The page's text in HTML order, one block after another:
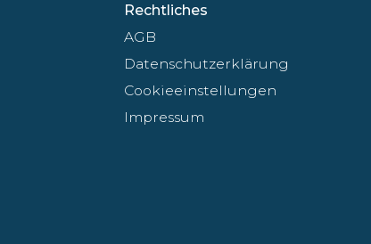
Rechtliches
AGB
Datenschutzerklärung
Cookieeinstellungen
Impressum